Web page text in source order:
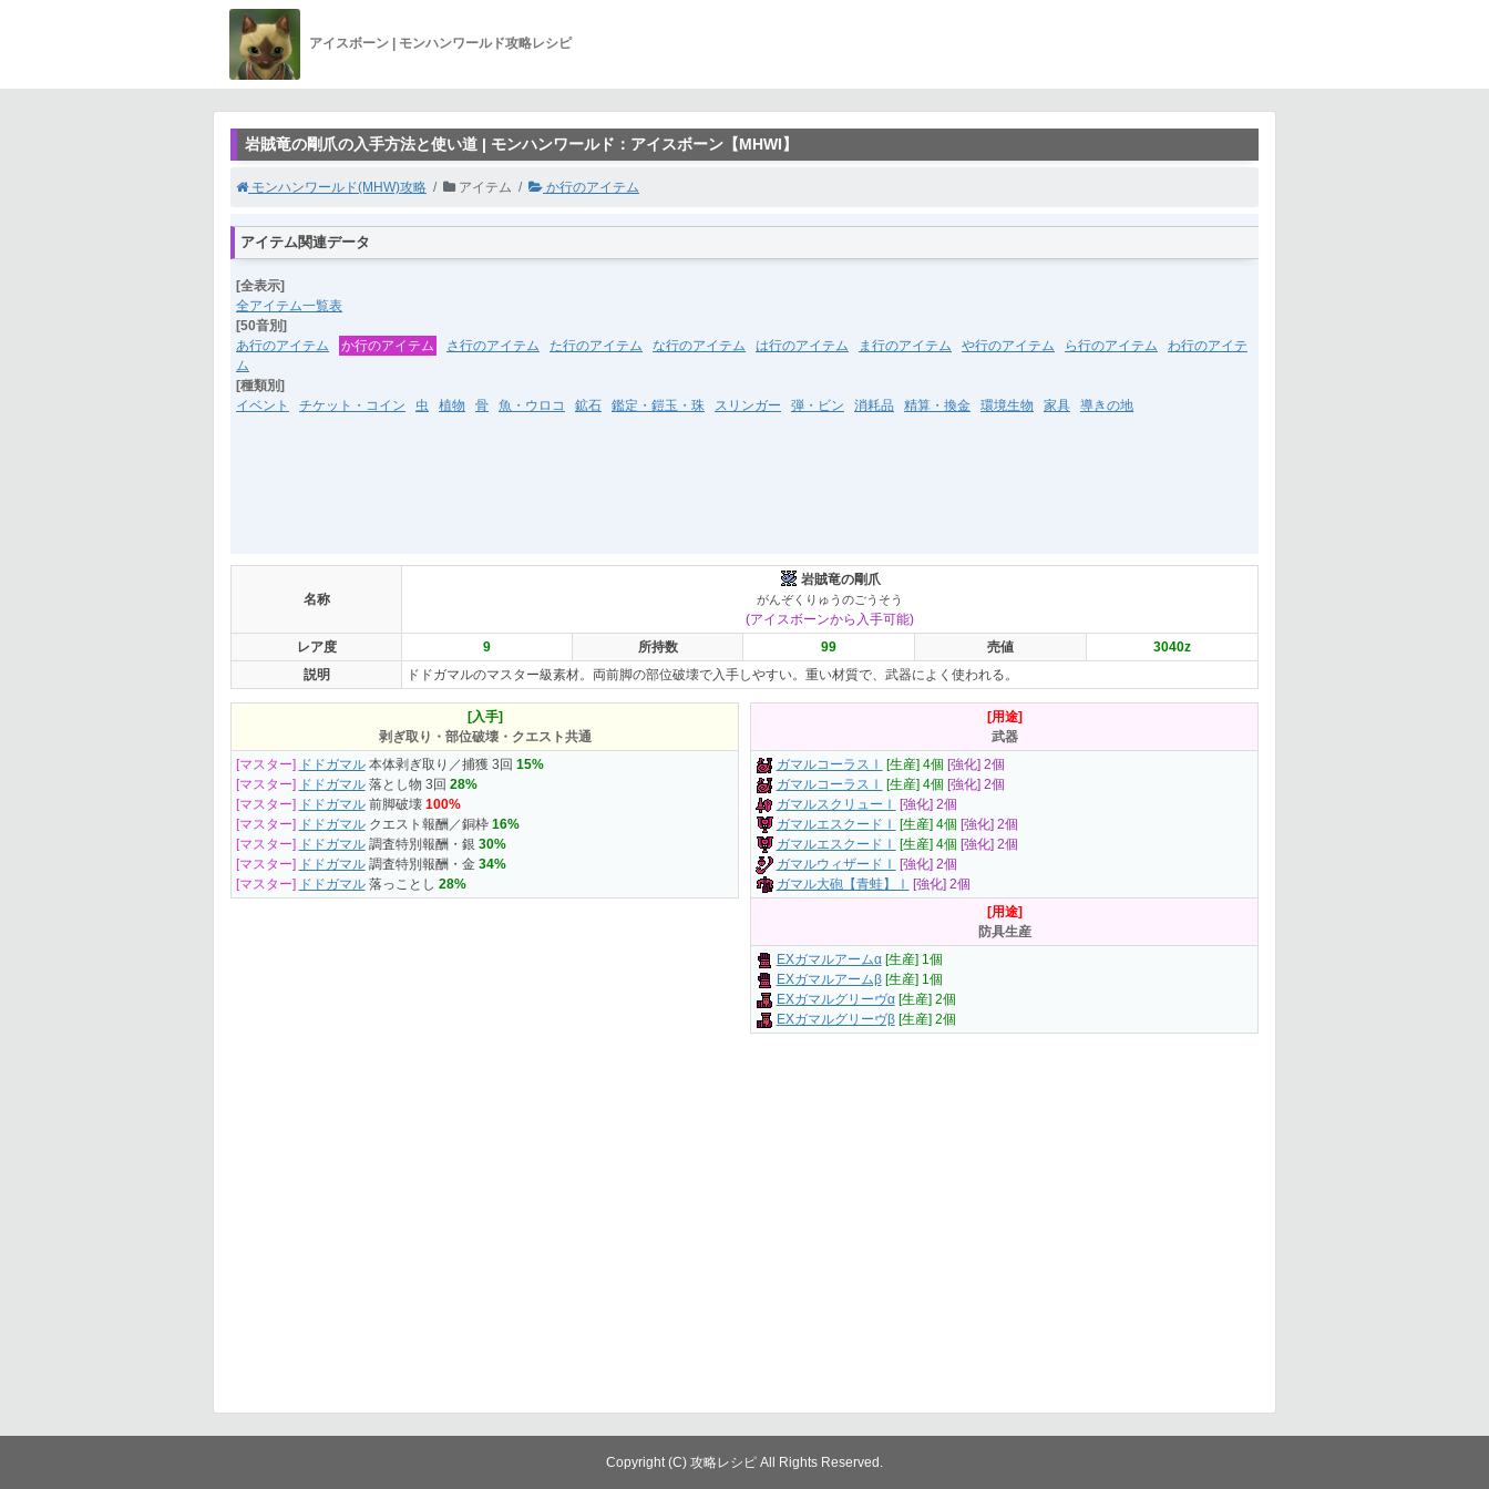
アイスボーン | モンハンワールド攻略レシピ
岩賊竜の剛爪の入手方法と使い道 | モンハンワールド：アイスボーン【MHWI】
モンハンワールド(MHW)攻略 アイテム か行のアイテム
アイテム関連データ
[全表示]
全アイテム一覧表
[50音別]
あ行のアイテム
か行のアイテム さ行のアイテム た行のアイテム な行のアイテム は行のアイテム ま行のアイテム や行のアイテム ら行のアイテム
わ行のアイテ
ム
[種類別]
イベント
チケット・コイン 虫 植物 骨 魚・ウロコ 鉱石 鑑定・鎧玉・珠 スリンガー 弾・ビン 消耗品 精算・換金 環境生物 家具 導きの地
名称
岩賊竜の剛爪
がんぞくりゅうのごうそう
(アイスボーンから入手可能)
レア度
9 所持数 99 売値 3040z
説明
ドドガマルのマスター級素材。両前脚の部位破壊で入手しやすい。重い材質で、武器によく使われる。
[入手]
剥ぎ取り・部位破壊・クエスト共通
[マスター] ドドガマル本体剥ぎ取り／捕獲 3回 15%
[マスター] ドドガマル落とし物 3回 28%
[マスター] ドドガマル前脚破壊 100%
[マスター] ドドガマルクエスト報酬／銅枠 16%
[マスター] ドドガマル調査特別報酬・銀 30%
[マスター] ドドガマル調査特別報酬・金 34%
[マスター] ドドガマル落っことし 28%
[用途]
武器
ガマルコーラスⅠ
[生産] 4個 [強化] 2個
ガマルコーラスⅠ
[生産] 4個 [強化] 2個
ガマルスクリューⅠ
[強化] 2個
ガマルエスクードⅠ
[生産] 4個 [強化] 2個
ガマルエスクードⅠ
[生産] 4個 [強化] 2個
ガマルウィザードⅠ
[強化] 2個
ガマル大砲【青蛙】Ⅰ
[強化] 2個
[用途]
防具生産
EXガマルアームα [生産] 1個
EXガマルアームβ [生産] 1個
EXガマルグリーヴα [生産] 2個
EXガマルグリーヴβ [生産] 2個
Copyright (C) 攻略レシピ All Rights Reserved.